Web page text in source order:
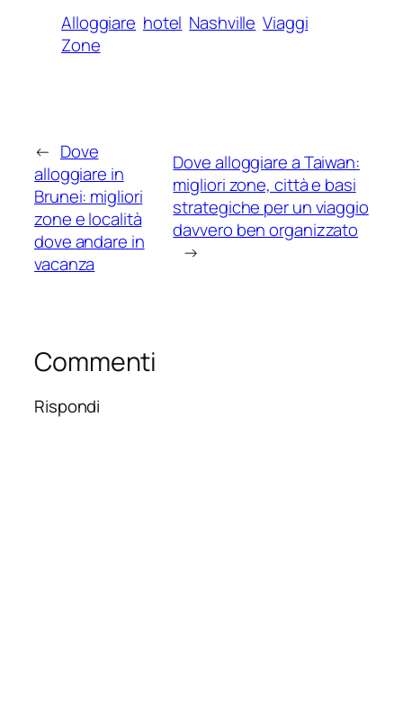
Alloggiare hotel Nashville Viaggi
Zone
← Dove
alloggiare in
Brunei: migliori
zone e località
dove andare in
vacanza
Dove alloggiare a Taiwan:
migliori zone, città e basi
strategiche per un viaggio
davvero ben organizzato
→
Commenti
Rispondi